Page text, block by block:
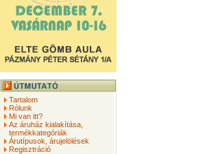
Tartalom
Rólunk
Mi van itt?
Az áruház kialakítása,
termékkategóriák
Árutípusok, árujelölések
Regisztráció